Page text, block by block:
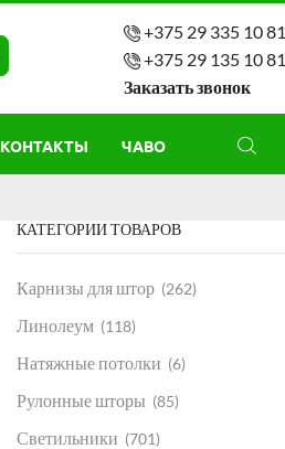
+375 29 335 10 81
+375 29 135 10 81
Заказать звонок
КОНТАКТЫ ЧАВО
КАТЕГОРИИ ТОВАРОВ
Карнизы для штор (262)
Линолеум (118)
Натяжные потолки (6)
Рулонные шторы (85)
Светильники (701)